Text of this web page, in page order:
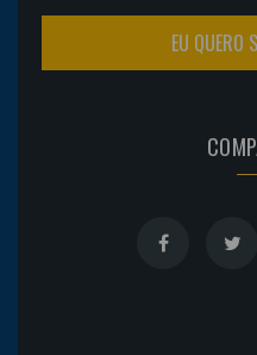
EU QUERO